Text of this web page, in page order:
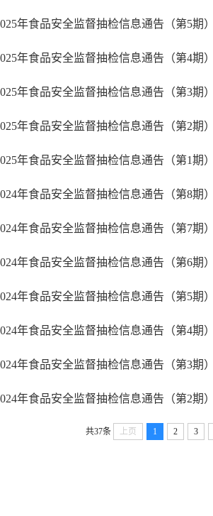
年食品安全监督抽检信息通告（第5期）
年食品安全监督抽检信息通告（第4期）
年食品安全监督抽检信息通告（第3期）
年食品安全监督抽检信息通告（第2期）
年食品安全监督抽检信息通告（第1期）
年食品安全监督抽检信息通告（第8期）
年食品安全监督抽检信息通告（第7期）
年食品安全监督抽检信息通告（第6期）
年食品安全监督抽检信息通告（第5期）
年食品安全监督抽检信息通告（第4期）
年食品安全监督抽检信息通告（第3期）
年食品安全监督抽检信息通告（第2期）
共37条 上页 1 2 3